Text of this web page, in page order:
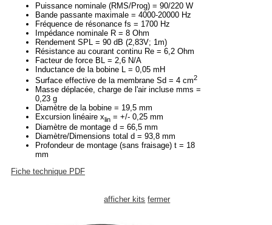
Puissance nominale (RMS/Prog) = 90/220 W
Bande passante maximale = 4000-20000 Hz
Fréquence de résonance fs = 1700 Hz
Impédance nominale R = 8 Ohm
Rendement SPL = 90 dB (2,83V; 1m)
Résistance au courant continu Re = 6,2 Ohm
Facteur de force BL = 2,6 N/A
Inductance de la bobine L = 0,05 mH
Surface effective de la membrane Sd = 4 cm2
Masse déplacée, charge de l'air incluse mms =
0,23 g
Diamètre de la bobine = 19,5 mm
Excursion linéaire xlin = +/- 0,25 mm
Diamètre de montage d = 66,5 mm
Diamètre/Dimensions total d = 93,8 mm
Profondeur de montage (sans fraisage) t = 18
mm
Fiche technique PDF
afficher kits fermer